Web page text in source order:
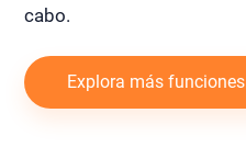
cabo.
Explora más funciones